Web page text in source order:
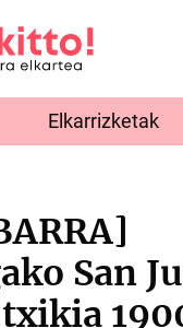
Elkarrizketak
San